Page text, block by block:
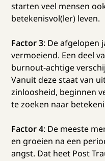
starten veel mensen
betekenisvol(ler) leven.
Factor 3: De afgelopen
vermoeiend. Een deel
burnout-achtige
Vanuit deze staat van
zinloosheid, beginnen
te zoeken naar
Factor 4: De meeste
en groeien na een
angst. Dat heet Post